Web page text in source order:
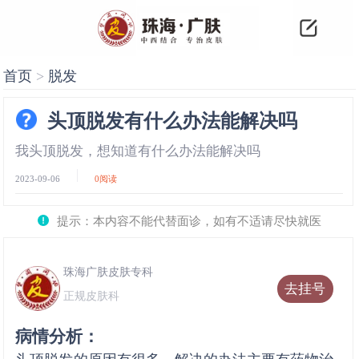
首页 > 脱发
头顶脱发有什么办法能解决吗
我头顶脱发，想知道有什么办法能解决吗
2023-09-06 0阅读
提示：本内容不能代替面诊，如有不适请尽快就医
去挂号
珠海广肤皮肤专科
正规皮肤科
病情分析：